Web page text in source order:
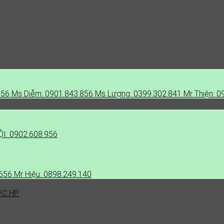
Ms Diễm: 0901.843.856 Ms Lượng: 0399.302.841 Mr Thiện:
0902.608.956
Mr Hiệu: 0898.249.140
HP